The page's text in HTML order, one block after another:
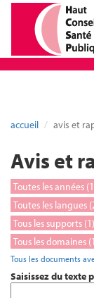
accueil avis et
Avis et
Tous les documents
Saisissez du texte